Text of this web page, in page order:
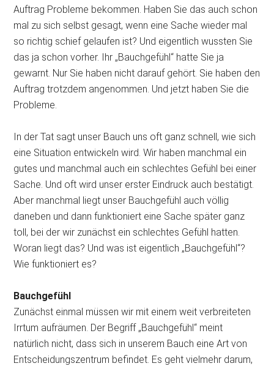
Auftrag Probleme bekommen. Haben Sie das auch schon
mal zu sich selbst gesagt, wenn eine Sache wieder mal
so richtig schief gelaufen ist? Und eigentlich wussten Sie
das ja schon vorher. Ihr „Bauchgefühl“ hatte Sie ja
gewarnt. Nur Sie haben nicht darauf gehört. Sie haben den
Auftrag trotzdem angenommen. Und jetzt haben Sie die
Probleme.
In der Tat sagt unser Bauch uns oft ganz schnell, wie sich
eine Situation entwickeln wird. Wir haben manchmal ein
gutes und manchmal auch ein schlechtes Gefühl bei einer
Sache. Und oft wird unser erster Eindruck auch bestätigt.
Aber manchmal liegt unser Bauchgefühl auch völlig
daneben und dann funktioniert eine Sache später ganz
toll, bei der wir zunächst ein schlechtes Gefühl hatten.
Woran liegt das? Und was ist eigentlich „Bauchgefühl“?
Wie funktioniert es?
Bauchgefühl
Zunächst einmal müssen wir mit einem weit verbreiteten
Irrtum aufräumen. Der Begriff „Bauchgefühl“ meint
natürlich nicht, dass sich in unserem Bauch eine Art von
Entscheidungszentrum befindet. Es geht vielmehr darum,